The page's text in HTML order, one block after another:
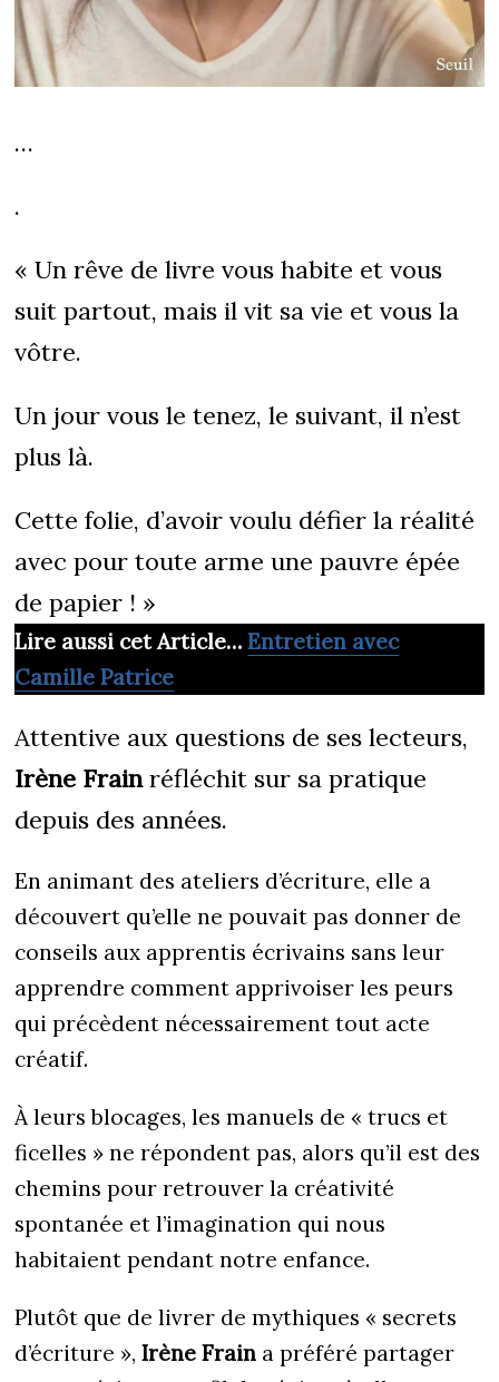
…
.
« Un rêve de livre vous habite et vous
suit partout, mais il vit sa vie et vous la
vôtre.
Un jour vous le tenez, le suivant, il n’est
plus là.
Cette folie, d’avoir voulu défier la réalité
avec pour toute arme une pauvre épée
de papier ! »
Lire aussi cet Article…Entretien avec
Camille Patrice
Attentive aux questions de ses lecteurs,
Irène Frainréfléchit sur sa pratique
depuis des années.
En animant des ateliers d’écriture, elle a
découvert qu’elle ne pouvait pas donner de
conseils aux apprentis écrivains sans leur
apprendre comment apprivoiser les peurs
qui précèdent nécessairement tout acte
créatif.
À leurs blocages, les manuels de « trucs et
ficelles » ne répondent pas, alors qu’il est des
chemins pour retrouver la créativité
spontanée et l’imagination qui nous
habitaient pendant notre enfance.
Plutôt que de livrer de mythiques « secrets
d’écriture »,Irène Frain a préféré partager